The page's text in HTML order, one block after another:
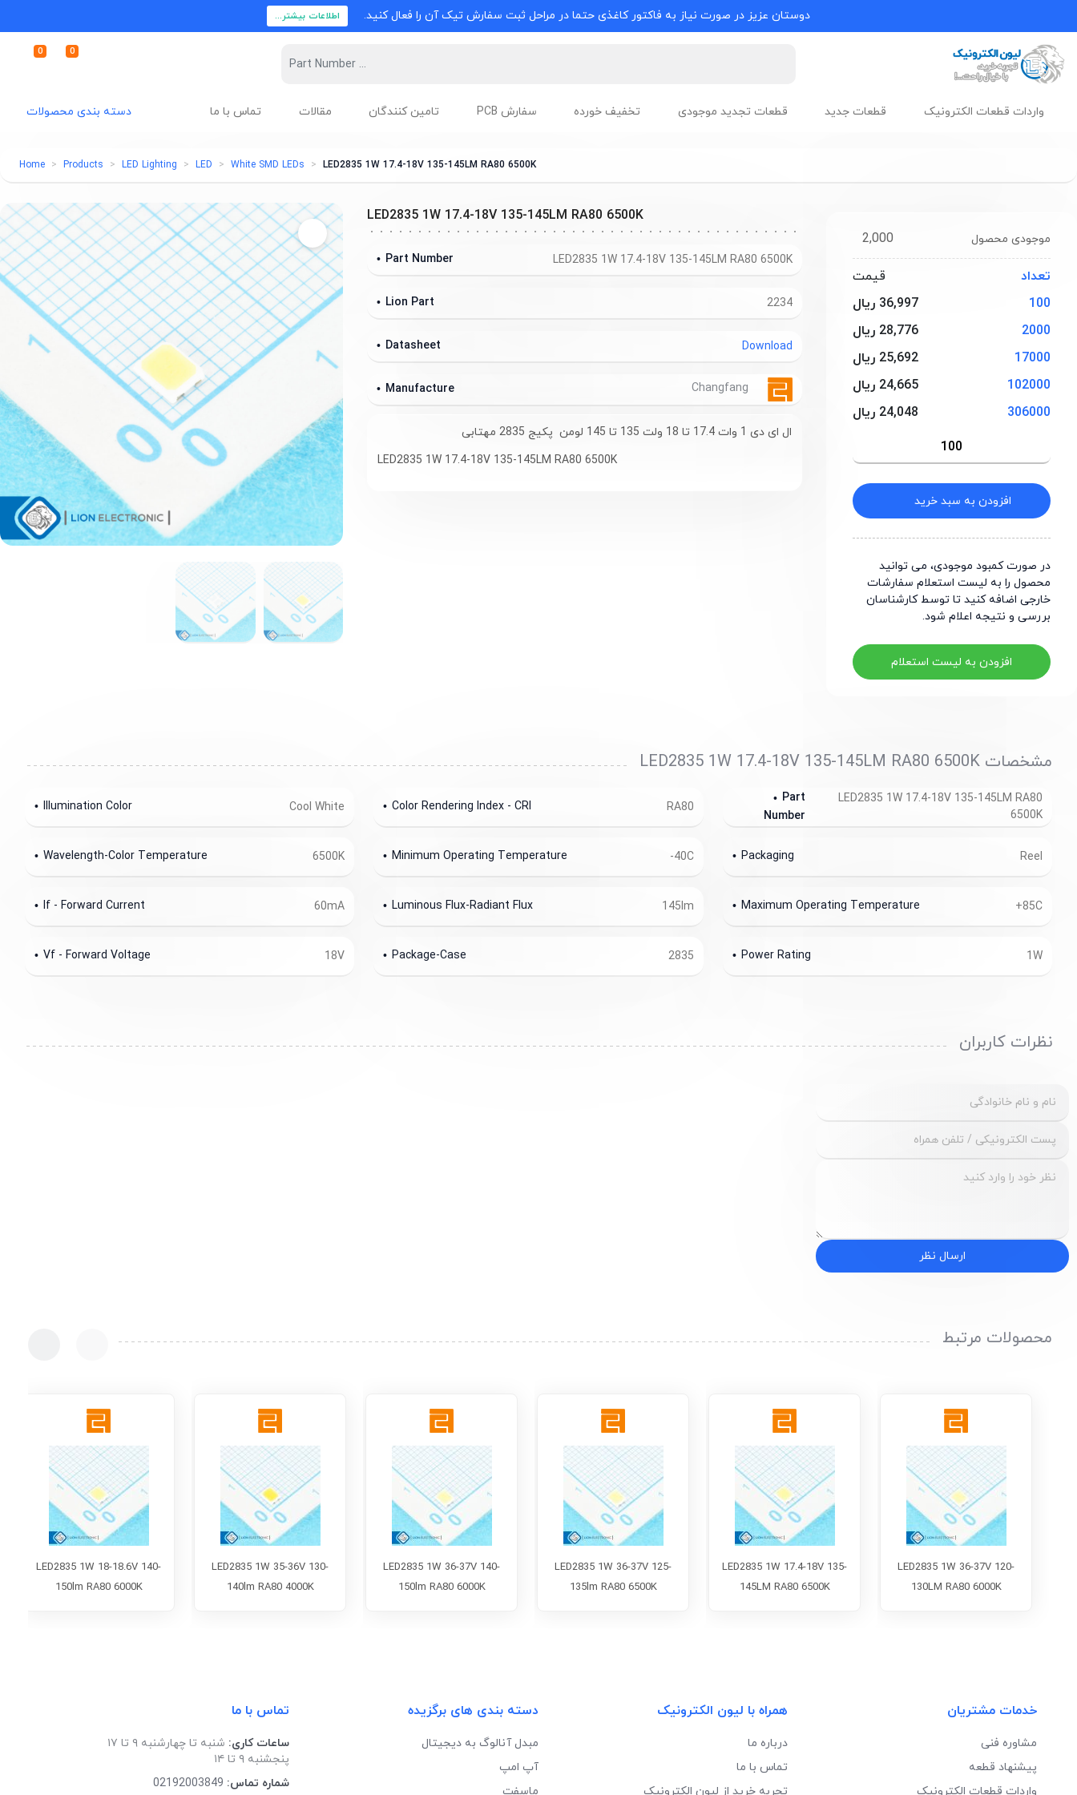
دوستان عزیز در صورت نیاز به فاکتور کاغذی حتما در مراحل ثبت سفارش تیک آن را فعال کنید. اطلاعات بیشتر...
0 0
دسته بندی محصولات واردات قطعات الکترونیک قطعات جدید قطعات تجدید موجودی تخفیف خورده سفارش PCB تامین کنندگان مقالات تماس با ما
Home Products LED Lighting LED White SMD LEDs LED2835 1W 17.4-18V 135-145LM RA80 6500K
2,000 موجودی محصول
تعداد
قیمت
100
36,997 ریال
2000
28,776 ریال
17000
25,692 ریال
102000
24,665 ریال
306000
24,048 ریال
افزودن به سبد خرید
در صورت کمبود موجودی، می توانید
محصول را به لیست استعلام سفارشات
خارجی اضافه کنید تا توسط کارشناسان
بررسی و نتیجه اعلام شود.
افزودن به لیست استعلام
LED2835 1W 17.4-18V 135-145LM RA80 6500K
LED2835 1W 17.4-18V 135-145LM RA80 6500K
Part Number
2234
Lion Part
Download
Datasheet
Manufacture
ال ای دی 1 وات 17.4 تا 18 ولت 135 تا 145 لومن پکیج 2835 مهتابی
LED2835 1W 17.4-18V 135-145LM RA80 6500K
مشخصات LED2835 1W 17.4-18V 135-145LM RA80 6500K
LED2835 1W 17.4-18V 135-145LM RA80
6500K
Part
Number
RA80
Color Rendering Index - CRI
Cool White
Illumination Color
Reel
Packaging
-40C
Minimum Operating Temperature
6500K
Wavelength-Color Temperature
+85C
Maximum Operating Temperature
145lm
Luminous Flux-Radiant Flux
60mA
If - Forward Current
1W
Power Rating
2835
Package-Case
18V
Vf - Forward Voltage
نظرات کاربران
ارسال نظر
محصولات مرتبط
LED2835 1W 36-37V 120-
130LM RA80 6000K
LED2835 1W 17.4-18V 135-
145LM RA80 6500K
LED2835 1W 36-37V 125-
135lm RA80 6500K
LED2835 1W 36-37V 140-
150lm RA80 6000K
LED2835 1W 35-36V 130-
140lm RA80 4000K
LED2835 1W 18-18.6V 140-
150lm RA80 6000K
خدمات مشتریان
مشاوره فنی
پیشنهاد قطعه
واردات قطعات الکترونیک
همراه با لیون الکترونیک
درباره ما
تماس با ما
تجربه خرید از لیون الکترونیک
دسته بندی های برگزیده
مبدل آنالوگ به دیجیتال
آپ امپ
ماسفت
تماس با ما
ساعات کاری: شنبه تا چهارشنبه ۹ تا ۱۷
پنجشنبه ۹ تا ۱۴
شماره تماس: 02192003849